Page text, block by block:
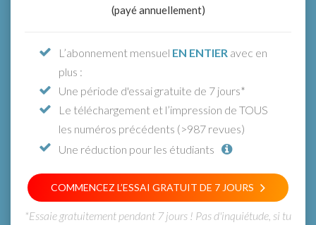
(payé annuellement)
L’abonnement mensuel EN ENTIER avec en
plus :
Une période d'essai gratuite de 7 jours*
Le téléchargement et l’impression de TOUS
les numéros précédents (>987 revues)
Une réduction pour les étudiants
COMMENCEZ L’ESSAI GRATUIT DE 7 JOURS
*Essaie gratuitement pendant 7 jours ! Pas d'inquiétude, si tu